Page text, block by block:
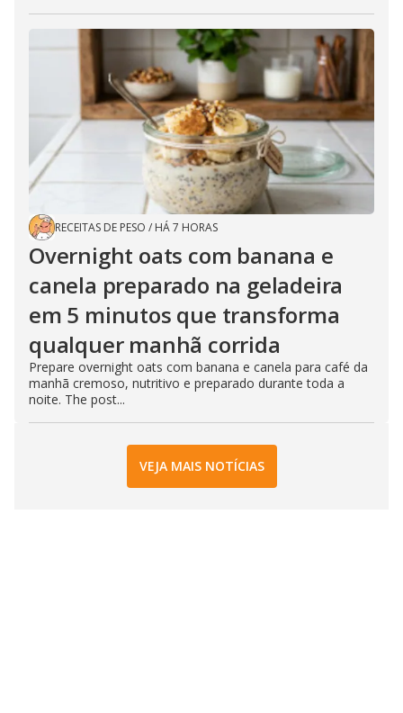
RECEITAS DE PESO / HÁ 7 HORAS
Overnight oats com banana e
canela preparado na geladeira
em 5 minutos que transforma
qualquer manhã corrida
Prepare overnight oats com banana e canela para café da
manhã cremoso, nutritivo e preparado durante toda a
noite. The post...
VEJA MAIS NOTÍCIAS